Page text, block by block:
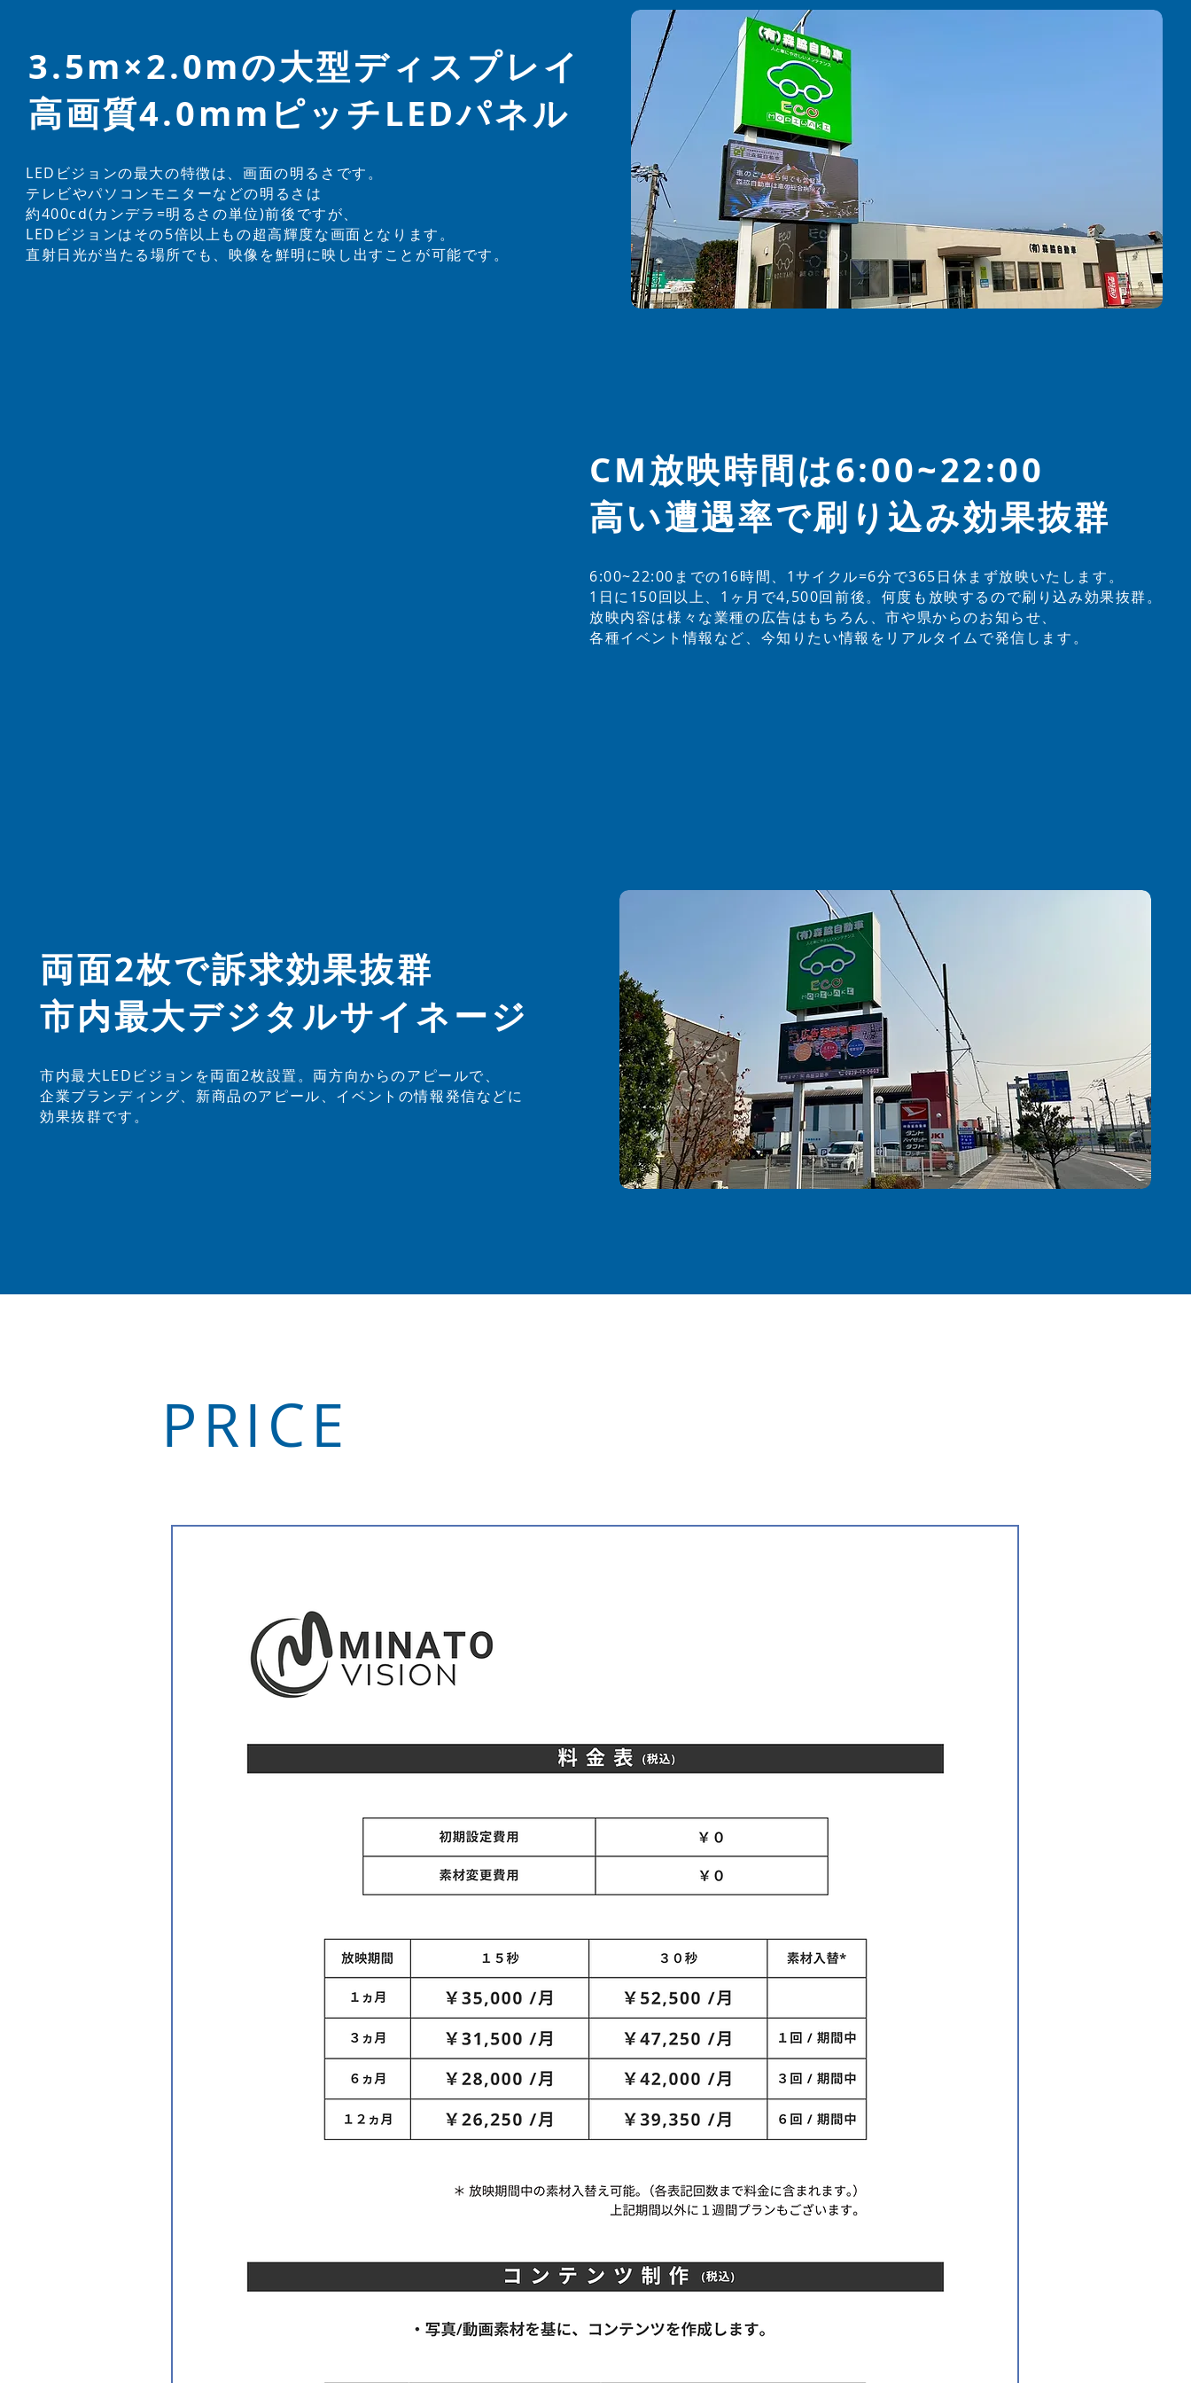
​3.5m×2.0mの大型ディスプレイ
高画質4.0mmピッチLEDパネル
LEDビジョンの最大の特徴は、画面の明るさです。
テレビやパソコンモニターなどの明るさは
約400cd(カンデラ=明るさの単位)前後ですが、
LEDビジョンはその5倍以上もの超高輝度な画面となります。
直射日光が当たる場所でも、映像を鮮明に映し出すことが可能です。
CM放映時間は6:00~22:00
​高い遭遇率で刷り込み効果抜群
6:00~22:00までの16時間、1サイクル=6分で365日休まず放映いたします。
1日に150回以上、1ヶ月で4,500回前後。何度も放映するので刷り込み効果抜群。
放映内容は様々な業種の広告はもちろん、市や県からのお知らせ、
各種イベント情報など、今知りたい情報をリアルタイムで発信します。​​
​両面2枚で訴求効果抜群
​市内最大デジタルサイネージ
市内最大LEDビジョンを両面2枚設置。両方向からのアピールで、
企業ブランディング、新商品のアピール、イベントの情報発信などに
​効果抜群です。
PRICE